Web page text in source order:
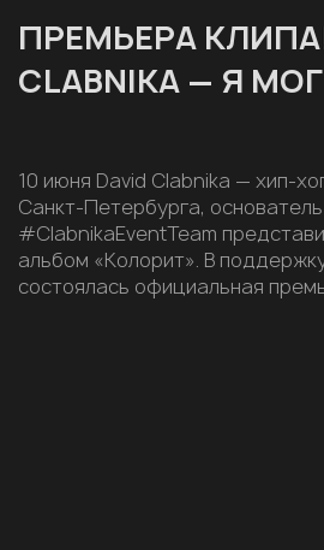
ПРЕМЬЕРА КЛИПА!
CLABNIKA — Я
10 июня David Clabnika — хип-
Санкт-Петербурга,
#ClabnikaEventTeam
альбом «Колорит». В
состоялась официальная